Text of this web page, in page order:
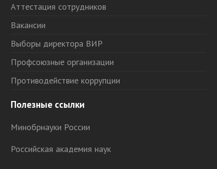
Аттестация сотрудников
Вакансии
Выборы директора ВИР
Профсоюзные организации
Противодействие коррупции
Полезные ссылки
Минобрнауки России
Российская академия наук